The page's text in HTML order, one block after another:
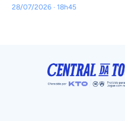
28/07/2026 · 18h45